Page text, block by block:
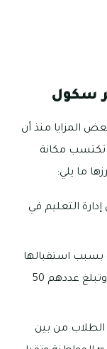
سكول
المزايا منذ أن
أن تكتسب مكانة
ما يلي:
التعليم في
بسبب استقبالها
العديد من الطلاب من كافة الجنسيات وتبلغ عددهم 50
من بين